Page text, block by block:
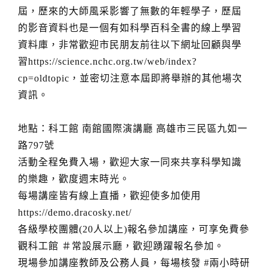
屆，歷來的大師風采影響了無數的年輕學子，歷屆
的影音資料也是一個有如科學百科全書的線上學習
資料庫，非常歡迎市民朋友前往以下網址回顧與學
習https://science.nchc.org.tw/web/index?
cp=oldtopic，並密切注意本屆即將舉辦的其他場次
資訊。
地點：科工館 南館國際演講廳 高雄市三民區九如一
路797號
活動全程免費入場，歡迎大家一同來共享科學知識
的樂趣，歡度週末時光。
每場講座皆有線上直播，歡迎使多加使用
https://demo.dracosky.net/
各級學校團體(20人以上)報名參加講座，可享免費參
觀科工館 ＃常設展示廳，歡迎踴躍報名參加。
現場參加講座教師及公務人員，每場核發 #兩小時研